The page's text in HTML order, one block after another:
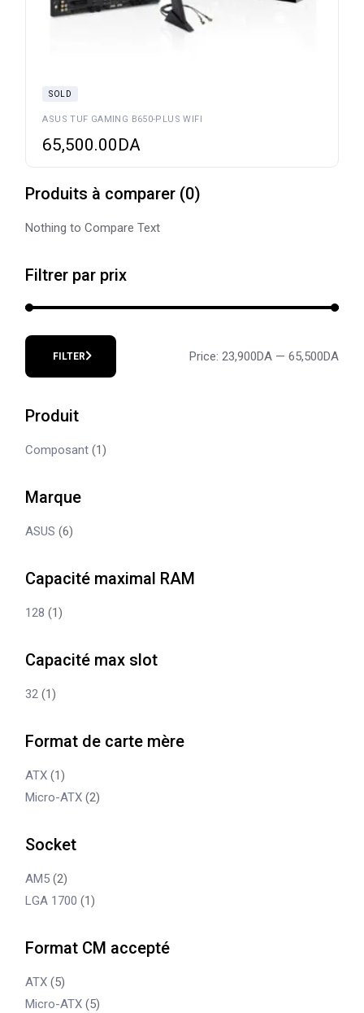
SOLD
ASUS TUF GAMING B650-PLUS WIFI
65,500.00DA
Produits à comparer (0)
Nothing to Compare Text
Filtrer par prix
price
price
FILTER Price: 23,900DA— 65,500DA
Produit
Composant (1)
Marque
ASUS (6)
Capacité maximal RAM
128 (1)
Capacité max slot
32 (1)
Format de carte mère
ATX (1)
Micro-ATX (2)
Socket
AM5 (2)
LGA 1700 (1)
Format CM accepté
ATX (5)
Micro-ATX (5)